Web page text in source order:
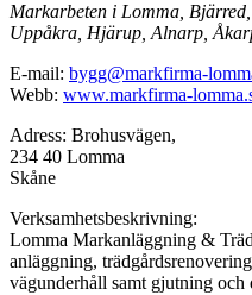
Markarbeten i Lomma,
Uppåkra, Hjärup, Alnarp,
E-mail: bygg@markfirma-
Webb: www.markfirma-
Adress: Brohusvägen,
234 40 Lomma
Skåne
Verksamhetsbeskrivning:
Lomma Markanläggning &
anläggning,
vägunderhåll samt gjutning och